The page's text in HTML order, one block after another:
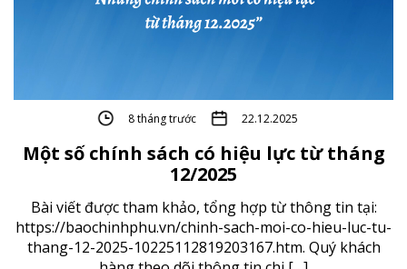
8 tháng trước 22.12.2025
Một số chính sách có hiệu lực từ tháng
12/2025
Bài viết được tham khảo, tổng hợp từ thông tin tại:
https://baochinhphu.vn/chinh-sach-moi-co-hieu-luc-tu-
thang-12-2025-10225112819203167.htm. Quý khách